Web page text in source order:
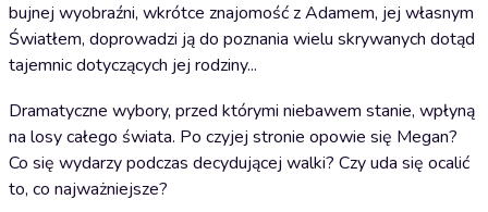
bujnej wyobraźni, wkrótce znajomość z Adamem, jej własnym
Światłem, doprowadzi ją do poznania wielu skrywanych dotąd
tajemnic dotyczących jej rodziny...
Dramatyczne wybory, przed którymi niebawem stanie, wpłyną
na losy całego świata. Po czyjej stronie opowie się Megan?
Co się wydarzy podczas decydującej walki? Czy uda się ocalić
to, co najważniejsze?